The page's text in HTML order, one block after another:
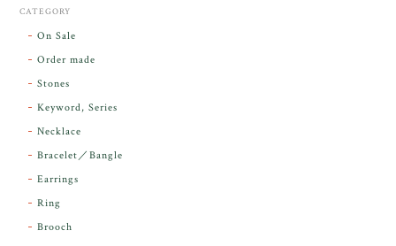
ンダラで感動しました。素敵な箱と和紙で石を包んで
下さり、ありがとうございました。
レビューをありがとうございます。 実物を
CATEGORY
On Sale
Order made
Stones
Keyword, Series
Necklace
Bracelet／Bangle
Earrings
Ring
Brooch